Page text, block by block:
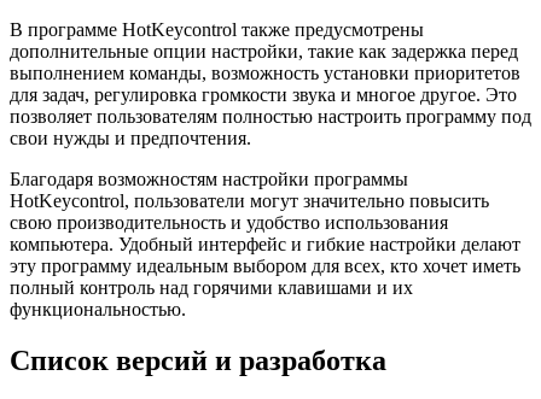
В программе HotKeycontrol также предусмотрены
дополнительные опции настройки, такие как задержка перед
выполнением команды, возможность установки приоритетов
для задач, регулировка громкости звука и многое другое. Это
позволяет пользователям полностью настроить программу под
свои нужды и предпочтения.
Благодаря возможностям настройки программы
HotKeycontrol, пользователи могут значительно повысить
свою производительность и удобство использования
компьютера. Удобный интерфейс и гибкие настройки делают
эту программу идеальным выбором для всех, кто хочет иметь
полный контроль над горячими клавишами и их
функциональностью.
Список версий и разработка